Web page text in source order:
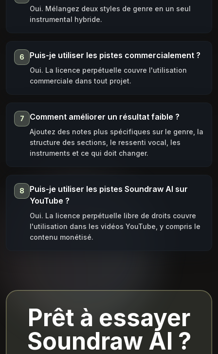
Oui. Mélangez deux styles de genre en un seul
instrumental hybride.
6 Puis-je utiliser les pistes commercialement ?
Oui. La licence perpétuelle couvre l'utilisation
commerciale dans tout projet.
7 Comment améliorer un résultat faible ?
Ajoutez des notes plus spécifiques sur le genre, la
structure des sections, le ressenti vocal, les
instruments et ce qui doit changer.
8
Puis-je utiliser les pistes Soundraw AI sur
YouTube ?
Oui. La licence perpétuelle libre de droits couvre
l'utilisation dans les vidéos YouTube, y compris le
contenu monétisé.
Prêt à essayer
Soundraw AI ?